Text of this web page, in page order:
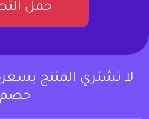
حمل
لا تشتري المنتج